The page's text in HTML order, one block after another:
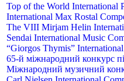
Top of the World International
International Max Rostal
The VIII Mirjam Helin
Sendai International Music
“Giorgos Thymis”
65-й міжнародний конкурс
Міжнародний музичний